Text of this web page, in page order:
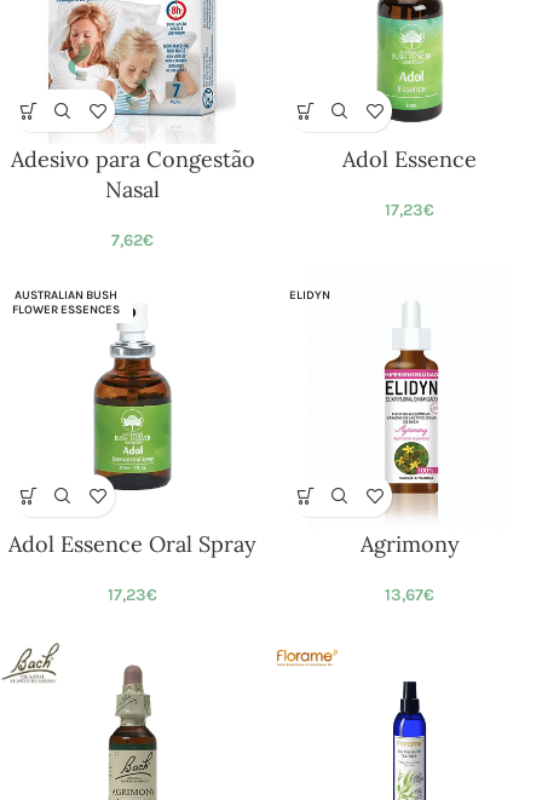
Adesivo para Congestão
Nasal
7,62€
Adol Essence
17,23€
AUSTRALIAN BUSH
FLOWER ESSENCES
Adol Essence Oral Spray
17,23€
ELIDYN
Agrimony
13,67€